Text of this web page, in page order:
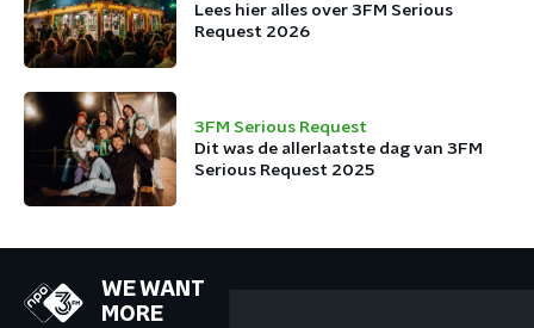
Lees hier alles over 3FM Serious
Request 2026
3FM Serious Request
Dit was de allerlaatste dag van 3FM
Serious Request 2025
WE WANT
MORE